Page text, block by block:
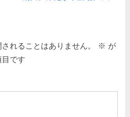
P
o
t
れることはありません。 ※ が
です